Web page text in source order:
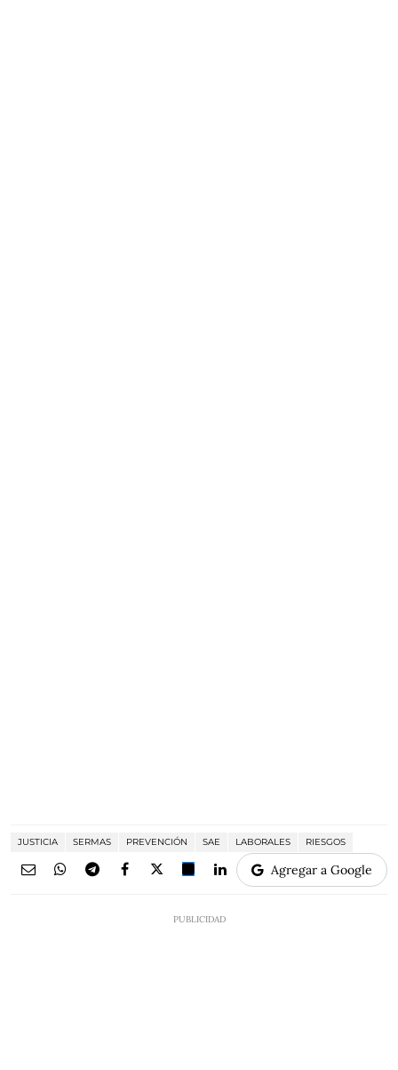
JUSTICIA SERMAS PREVENCIÓN SAE LABORALES RIESGOS
Agregar a Google